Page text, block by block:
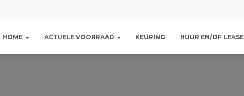
HOME ACTUELE VOORRAAD KEURING HUUR EN/OF LEASE